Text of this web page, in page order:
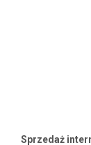
Sprzedaż